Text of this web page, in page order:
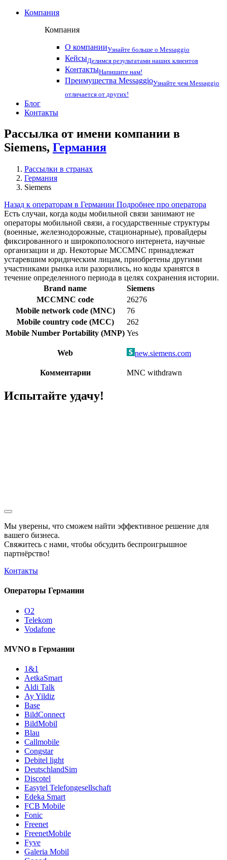
Компания
Компания
О компанииУзнайте больше о Messaggio
КейсыДелимся результатами наших клиентов
КонтактыНапишите нам!
Преимущества MessaggioУзнайте чем Messaggio
отличается от других!
Блог
Контакты
Рассылка от имени компании в
Siemens, Германия
Рассылки в странах
Германия
Siemens
Назад к операторам в Германии Подробнее про оператора
Есть случаи, когда коды мобильной связи занимают не
операторы мобильной связи, а государственные структуры
(военные, железнодорожные, стационарные), провайдеры
фиксированного и широкополосного интернета, научные
организации и др. Некоторые MCCMNC принадлежат
устаревшим юридическим лицам, приобретены другими
участниками рынка или разорились, но коды хранятся в
течение определенного периода в целях сохранения истории.
Brand name
Siemens
MCCMNC code
26276
Mobile network code (MNC)
76
Mobile country code (MCC)
262
Mobile Number Portability (MNP) Yes
Web new.siemens.com
Комментарии MNC withdrawn
Испытайте удачу!
Мы уверены, что сможем найти эффективное решение для
вашего бизнеса.
Свяжитесь с нами, чтобы обсудить беспроигрышное
партнёрство!
Контакты
Операторы Германии
O2
Telekom
Vodafone
MVNO в Германии
1&1
AetkaSmart
Aldi Talk
Ay Yildiz
Base
BildConnect
BildMobil
Blau
Callmobile
Congstar
Debitel light
DeutschlandSim
Discotel
Easytel Telefongesellschaft
Edeka Smart
FCB Mobile
Fonic
Freenet
FreenetMobile
Fyve
Galeria Mobil